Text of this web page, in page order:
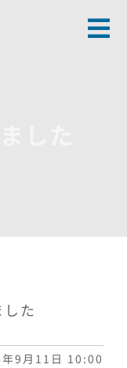
9月11日 10:00